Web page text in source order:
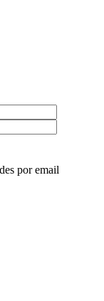
por email